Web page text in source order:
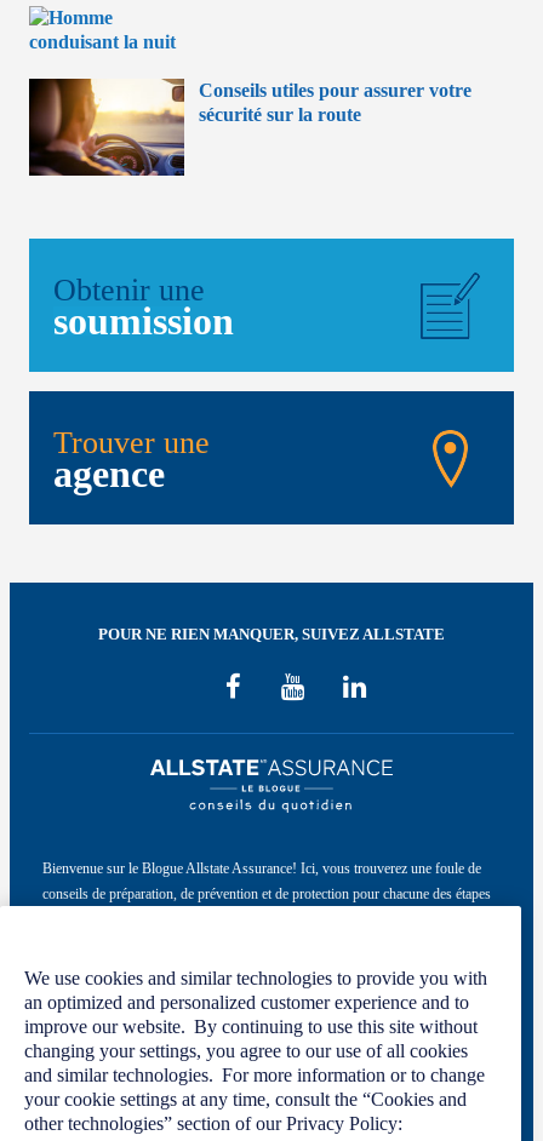
Conseils utiles pour assurer votre
sécurité sur la route
Obtenir une
soumission
Trouver une
agence
POUR NE RIEN MANQUER, SUIVEZ ALLSTATE
Bienvenue sur le Blogue Allstate Assurance! Ici, vous trouverez une foule de
conseils de préparation, de prévention et de protection pour chacune des étapes
informatif seulement. Pour en savoir plus, veuillez consulter notrepolitique de
confidentialité et nosconditions d’utilisation.
Code de conduite
Politique de confidentialité
Image
Conditions d’utilisation
We use cookies and similar technologies to provide you with
an optimized and personalized customer experience and to
improve our website. By continuing to use this site without
changing your settings, you agree to our use of all cookies
and similar technologies. For more information or to change
your cookie settings at any time, consult the “Cookies and
other technologies” section of our Privacy Policy: